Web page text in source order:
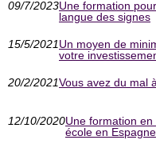
09/7/2023Une formation
langue des signes
15/5/2021Un moyen de
votre
20/2/2021Vous avez du mal
12/10/2020Une formation
école en Espagne